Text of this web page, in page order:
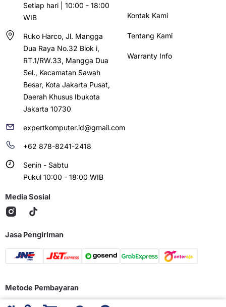
Setiap hari | 10:00 - 18:00
WIB
Ruko Harco, Jl. Mangga
Dua Raya No.32 Blok i,
RT.1/RW.33, Mangga Dua
Sel., Kecamatan Sawah
Besar, Kota Jakarta Pusat,
Daerah Khusus Ibukota
Jakarta 10730
expertkomputer.id@gmail.com
+62 878-8241-2418
Senin - Sabtu
Pukul 10:00 - 18:00 WIB
Kontak Kami
Tentang Kami
Warranty Info
Media Sosial
Jasa Pengiriman
Metode Pembayaran